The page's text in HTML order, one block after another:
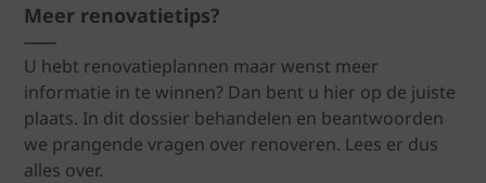
Meer renovatietips?
U hebt renovatieplannen maar wenst meer
informatie in te winnen? Dan bent u hier op de juiste
plaats. In dit dossier behandelen en beantwoorden
we prangende vragen over renoveren. Lees er dus
alles over.